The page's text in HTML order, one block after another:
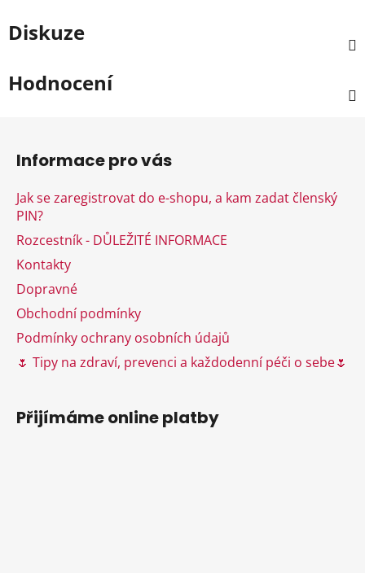
Diskuze
Hodnocení
Informace pro vás
Jak se zaregistrovat do e-shopu, a kam zadat členský
PIN?
Rozcestník - DŮLEŽITÉ INFORMACE
Kontakty
Dopravné
Obchodní podmínky
Podmínky ochrany osobních údajů
🌷 Tipy na zdraví, prevenci a každodenní péči o sebe🌷
Přijímáme online platby